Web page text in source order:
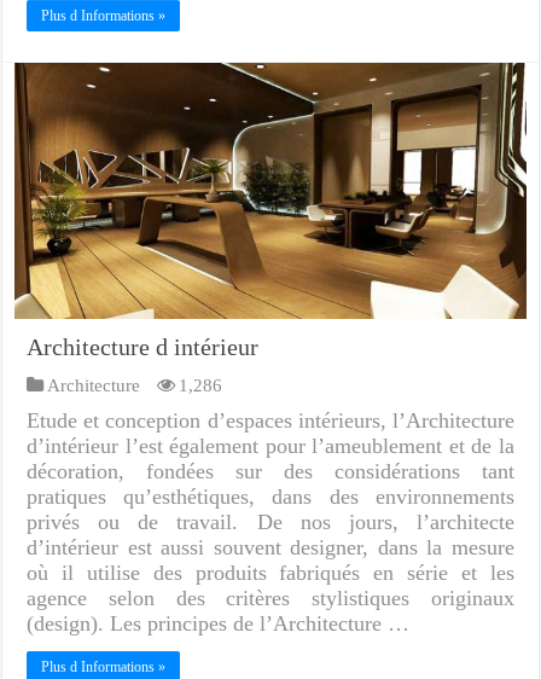
Plus d Informations »
Architecture d intérieur
Architecture 1,286
Etude et conception d’espaces intérieurs, l’Architecture
d’intérieur l’est également pour l’ameublement et de la
décoration, fondées sur des considérations tant
pratiques qu’esthétiques, dans des environnements
privés ou de travail. De nos jours, l’architecte
d’intérieur est aussi souvent designer, dans la mesure
où il utilise des produits fabriqués en série et les
agence selon des critères stylistiques originaux
(design). Les principes de l’Architecture …
Plus d Informations »